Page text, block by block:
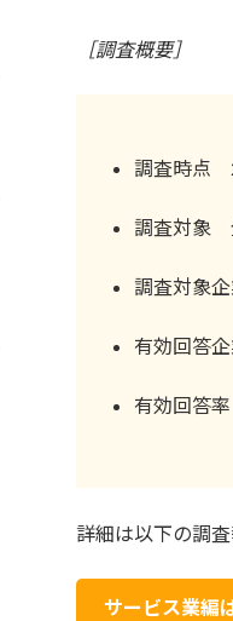
［調査概要］
調査時点
調査対象
調査対象
有効回答
有効回答
詳細は以下の調査
サービス業編